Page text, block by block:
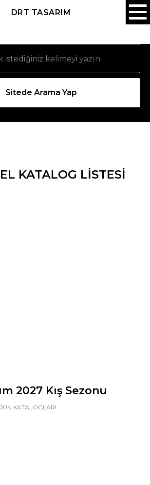
DRT TASARIM
Sitede Arama Yap
KATALOG LİSTESİ
2027 Kış Sezonu
KATALOGLARI